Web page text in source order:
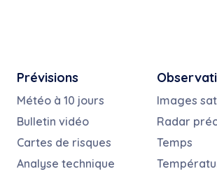
Prévisions
Météo à 10 jours
Bulletin vidéo
Cartes de risques
Analyse technique
Images
Radar
Temps